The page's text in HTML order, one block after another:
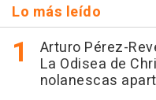
Lo más leído
Arturo Pérez-
La Odisea de
nolanescas